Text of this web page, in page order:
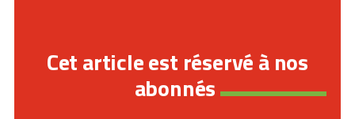
Cet article est réservé à nos
abonnés